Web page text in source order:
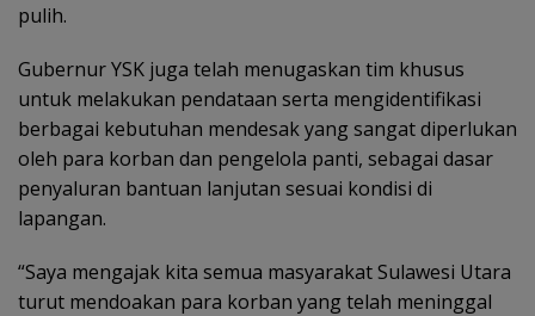
pulih.
Gubernur YSK juga telah menugaskan tim khusus
untuk melakukan pendataan serta mengidentifikasi
berbagai kebutuhan mendesak yang sangat diperlukan
oleh para korban dan pengelola panti, sebagai dasar
penyaluran bantuan lanjutan sesuai kondisi di
lapangan.
“Saya mengajak kita semua masyarakat Sulawesi Utara
turut mendoakan para korban yang telah meninggal